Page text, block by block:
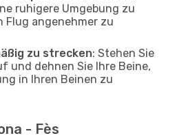
ruhigere Umgebung zu
Flug angenehmer zu
zu strecken: Stehen Sie
und dehnen Sie Ihre Beine,
in Ihren Beinen zu
- Fès